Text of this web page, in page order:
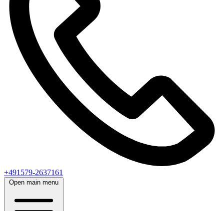
+491579-2637161
Open main menu